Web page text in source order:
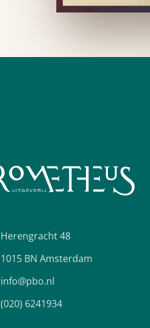
Herengracht 48
1015 BN Amsterdam
info@pbo.nl
(020) 6241934